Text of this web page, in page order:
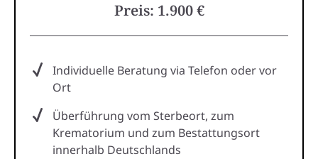
Preis: 1.900 €
Individuelle Beratung via Telefon oder vor
Ort
Überführung vom Sterbeort, zum
Krematorium und zum Bestattungsort
innerhalb Deutschlands